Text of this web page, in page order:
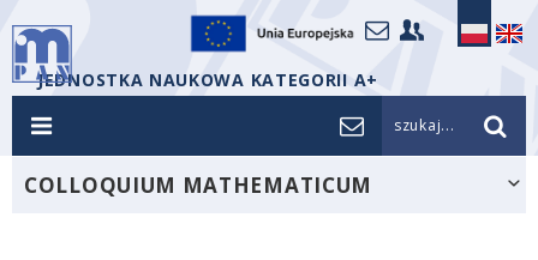
JEDNOSTKA NAUKOWA KATEGORII A+
szukaj...
COLLOQUIUM MATHEMATICUM